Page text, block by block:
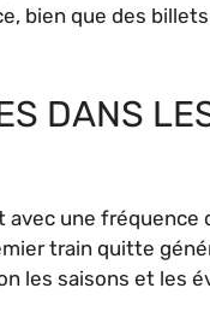
bien que des
DANS
une fréquence
train quitte
les saisons et les